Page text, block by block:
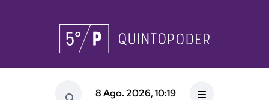
8 Ago. 2026, 10:19